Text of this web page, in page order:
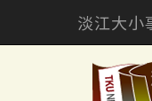
淡江大小